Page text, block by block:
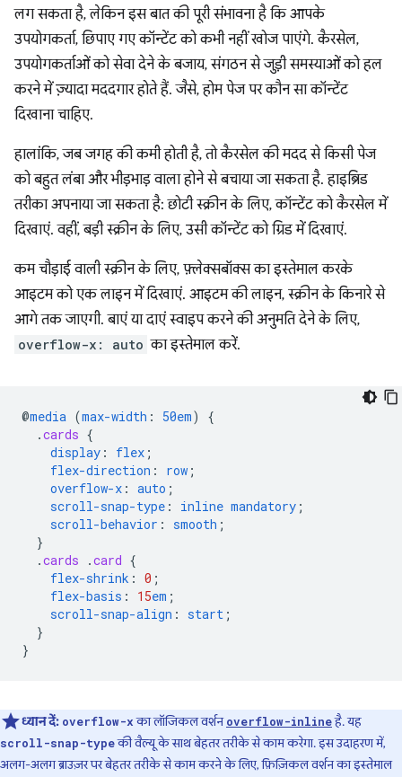
लग सकता है, लेकिन इस बात की पूरी संभावना है कि आपके
उपयोगकर्ता, छिपाए गए कॉन्टेंट को कभी नहीं खोज पाएंगे. कैरसेल,
उपयोगकर्ताओं को सेवा देने के बजाय, संगठन से जुड़ी समस्याओं को हल
करने में ज़्यादा मददगार होते हैं. जैसे, होम पेज पर कौन सा कॉन्टेंट
दिखाना चाहिए.
हालांकि, जब जगह की कमी होती है, तो कैरसेल की मदद से किसी पेज
को बहुत लंबा और भीड़भाड़ वाला होने से बचाया जा सकता है. हाइब्रिड
तरीका अपनाया जा सकता है: छोटी स्क्रीन के लिए, कॉन्टेंट को कैरसेल में
दिखाएं. वहीं, बड़ी स्क्रीन के लिए, उसी कॉन्टेंट को ग्रिड में दिखाएं.
कम चौड़ाई वाली स्क्रीन के लिए, फ़्लेक्सबॉक्स का इस्तेमाल करके
आइटम को एक लाइन में दिखाएं. आइटम की लाइन, स्क्रीन के किनारे से
आगे तक जाएगी. बाएं या दाएं स्वाइप करने की अनुमति देने के लिए,
overflow-x: auto का इस्तेमाल करें.
@media (max-width : 50em)
{
.cards {
display : flex ;
flex-direction : row ;
overflow-x : auto ;
scroll-snap-type : inline mandatory ;
scroll-behavior : smooth ;
}
.cards .card {
flex-shrink : 0 ;
flex-basis : 15em ;
scroll-snap-align : start ;
}
}
ध्यान दें: overflow-xका लॉजिकल वर्शनoverflow-inlineहै. यह
scroll-snap-typeकी वैल्यू के साथ बेहतर तरीके से काम करेगा. इस उदाहरण में,
अलग-अलग ब्राउज़र पर बेहतर तरीके से काम करने के लिए, फ़िज़िकल वर्शन का इस्तेमाल